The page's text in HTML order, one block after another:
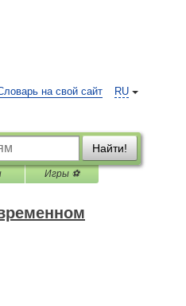
RU
на свой сайт
Найти!
Игры ⚽